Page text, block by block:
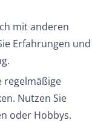
mit anderen
Erfahrungen und
regelmäßige
Nutzen Sie
oder Hobbys.